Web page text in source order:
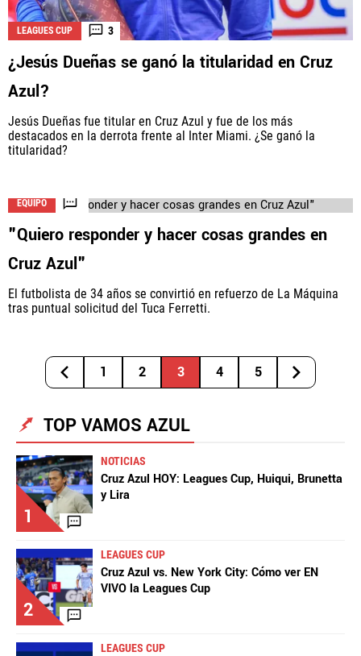
LEAGUES CUP 3
¿Jesús Dueñas se ganó la titularidad en Cruz
Azul?
Jesús Dueñas fue titular en Cruz Azul y fue de los más
destacados en la derrota frente al Inter Miami. ¿Se ganó la
titularidad?
EQUIPO
"Quiero responder y hacer cosas grandes en
Cruz Azul"
El futbolista de 34 años se convirtió en refuerzo de La Máquina
tras puntual solicitud del Tuca Ferretti.
1 2 3 4 5
TOP VAMOS AZUL
1
NOTICIAS
Cruz Azul HOY: Leagues Cup, Huiqui, Brunetta
y Lira
2
LEAGUES CUP
Cruz Azul vs. New York City: Cómo ver EN
VIVO la Leagues Cup
LEAGUES CUP